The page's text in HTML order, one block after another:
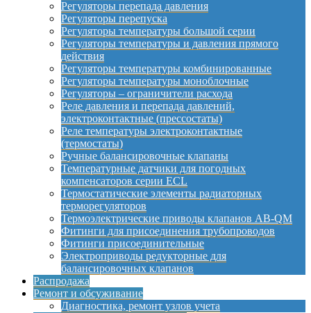
Регуляторы перепада давления
Регуляторы перепуска
Регуляторы температуры большой серии
Регуляторы температуры и давления прямого
действия
Регуляторы температуры комбинированные
Регуляторы температуры моноблочные
Регуляторы – ограничители расхода
Реле давления и перепада давлений,
электроконтактные (прессостаты)
Реле температуры электроконтактные
(термостаты)
Ручные балансировочные клапаны
Температурные датчики для погодных
компенсаторов серии ECL
Термостатические элементы радиаторных
терморегуляторов
Термоэлектрические приводы клапанов AB-QM
Фитинги для присоединения трубопроводов
Фитинги присоединительные
Электроприводы редукторные для
балансировочных клапанов
Распродажа
Ремонт и обсуживание
Диагностика, ремонт узлов учета